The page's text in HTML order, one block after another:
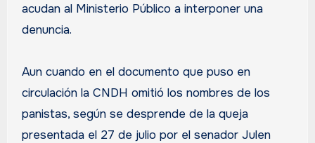
acudan al Ministerio Público a interponer una
denuncia.
Aun cuando en el documento que puso en
circulación la CNDH omitió los nombres de los
panistas, según se desprende de la queja
presentada el 27 de julio por el senador Julen